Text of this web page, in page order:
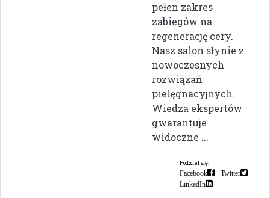
pełen zakres
zabiegów na
regenerację cery.
Nasz salon słynie z
nowoczesnych
rozwiązań
pielęgnacyjnych.
Wiedza ekspertów
gwarantuje
widoczne ...
Podziel się:
Facebook
Twitter
LinkedIn